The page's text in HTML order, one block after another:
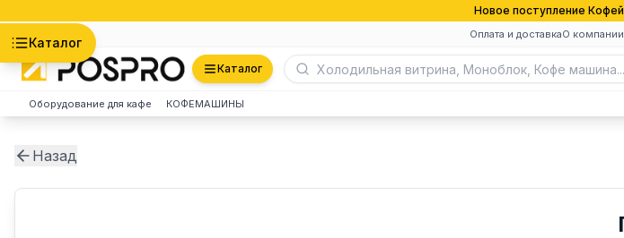
Новое поступление
Оплата и доставкаО компании
Каталог
Каталог
Оборудование для кафе КОФЕМАШИНЫ
Назад